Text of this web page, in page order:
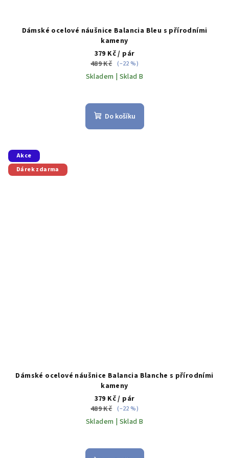
Dámské ocelové náušnice Balancia Bleu s přírodními
kameny
379 Kč/ pár
489 Kč (–22 %)
Skladem | Sklad B
Do košíku
Akce
Dárek zdarma
Dámské ocelové náušnice Balancia Blanche s přírodními
kameny
379 Kč/ pár
489 Kč (–22 %)
Skladem | Sklad B